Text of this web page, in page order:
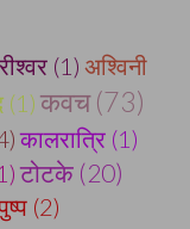
(1) अश्विनी
(1) कवच (73)
कालरात्रि (1)
टोटके (20)
(2)